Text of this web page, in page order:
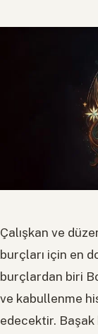
Çalışkan ve
burçları için en
burçlardan biri
ve kabullenme
edecektir. Başak